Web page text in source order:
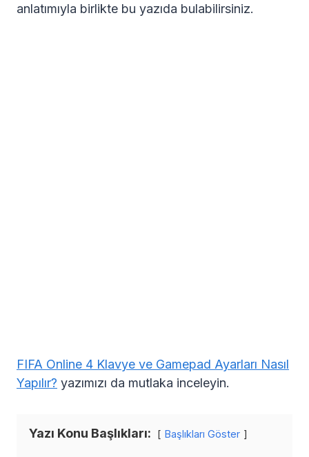
anlatımıyla birlikte bu yazıda bulabilirsiniz.
FIFA Online 4 Klavye ve Gamepad Ayarları Nasıl
Yapılır? yazımızı da mutlaka inceleyin.
Yazı Konu Başlıkları: Başlıkları Göster